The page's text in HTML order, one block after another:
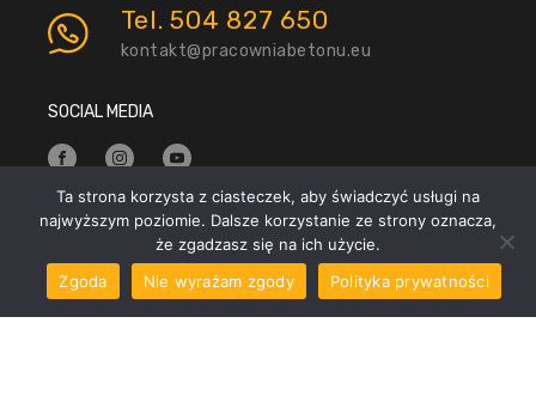
Tel. 504 827 650
kontakt@pracowniabetonu.eu
SOCIAL MEDIA
Copyright © 2025 by Pracowniabetonu. Mikrocement
Warszawa |Polityka prywatności
projekt i wykonanie: semconcept.pl
Ta strona korzysta z ciasteczek, aby świadczyć usługi na
najwyższym poziomie. Dalsze korzystanie ze strony oznacza,
że zgadzasz się na ich użycie.
Zgoda
Nie wyrażam zgody Polityka prywatności